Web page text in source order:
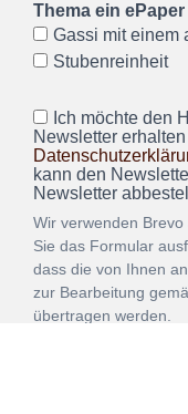
Thema ein
Gassi mit einem
Stubenreinheit
Ich möchte den
Newsletter
kann den
Newsletter
Wir verwenden
Sie das Formular
dass die von Ihnen
zur Bearbeitung
übertragen werden.